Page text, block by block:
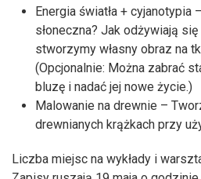
Energia światła + cyjanotypia
słoneczna? Jak odżywiają
stworzymy własny obraz na
(Opcjonalnie: Można zabrać
bluzę i nadać jej nowe życie.)
Malowanie na drewnie –
drewnianych krążkach przy
Liczba miejsc na wykłady i